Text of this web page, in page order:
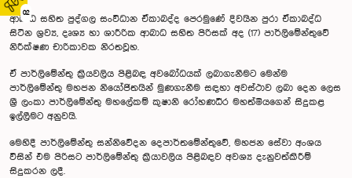
02
ආබාධ සහිත පුද්ගල සංවිධාන ඒකාබද්ද පෙරමුණේ දිවයින පුරා ඒකාබද්ධ
සිටින ශ්‍රව්‍ය, දෘශ්‍ය හා ශාරීරික ආබාධ සහිත පිරිසක් අද (17) පාර්ලිමේන්තුවේ
නිරීක්ෂණ චාරිකාවක නිරතවූහ.
ඒ පාර්ලිමේන්තු ක්‍රියවලිය පිළිබඳ අවබෝධයක් ලබාගැනීමට මෙන්ම
පාර්ලිමේන්තු මහජන නියෝජිතයින් මුණගැනීම සඳහා අවස්ථාව ලබා දෙන ලෙස
ශ්‍රී ලංකා පාර්ලිමේන්තු මහලේකම් කුෂානි රෝහණධීර මහත්මියගෙන් සිදුකළ
ඉල්ලීමට අනුවයි.
මෙහිදී පාර්ලිමේන්තු සන්නිවේදන දෙපාර්තමේන්තුවේ, මහජන සේවා අංශය
විසින් එම පිරිසට පාර්ලිමේන්තු ක්‍රියාවලිය පිළිබඳව අවශ්‍ය දැනුවත්කිරීම්
සිදුකරන ලදී.